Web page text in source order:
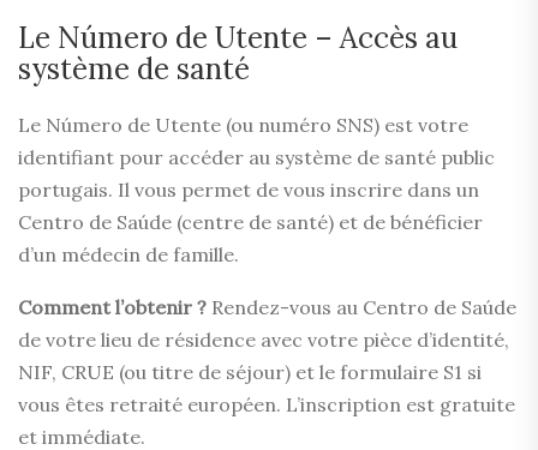
Le Número de Utente – Accès au
système de santé
Le Número de Utente (ou numéro SNS) est votre
identifiant pour accéder au système de santé public
portugais. Il vous permet de vous inscrire dans un
Centro de Saúde (centre de santé) et de bénéficier
d’un médecin de famille.
Comment l’obtenir ? Rendez-vous au Centro de Saúde
de votre lieu de résidence avec votre pièce d’identité,
NIF, CRUE (ou titre de séjour) et le formulaire S1 si
vous êtes retraité européen. L’inscription est gratuite
et immédiate.